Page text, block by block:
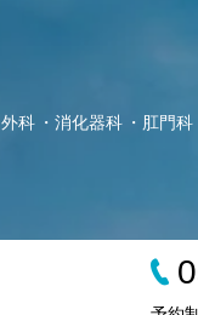
外科 消化器科 肛門科